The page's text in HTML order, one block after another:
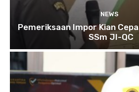
NEWS
Pemeriksaan Impor Kian
SSm JI-QC